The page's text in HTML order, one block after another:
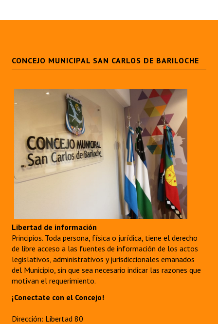
CONCEJO MUNICIPAL SAN CARLOS DE BARILOCHE
Libertad de información
Principios. Toda persona, física o jurídica, tiene el derecho
de libre acceso a las fuentes de información de los actos
legislativos, administrativos y jurisdiccionales emanados
del Municipio, sin que sea necesario indicar las razones que
motivan el requerimiento.
¡Conectate con el Concejo!
Dirección: Libertad 80